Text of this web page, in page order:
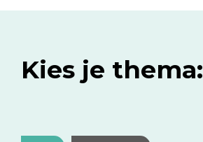
Kies je thema: